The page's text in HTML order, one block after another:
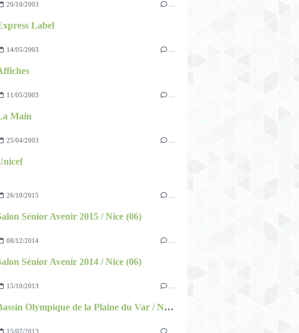
20/10/2003
Label
14/05/2003
11/05/2003
Main
25/04/2003
26/10/2015
Sénior Avenir 2015 / Nice (06)
08/12/2014
Sénior Avenir 2014 / Nice (06)
15/10/2013
Bassin Olympique de la Plaine du Var / Nice (06)
15/07/2013